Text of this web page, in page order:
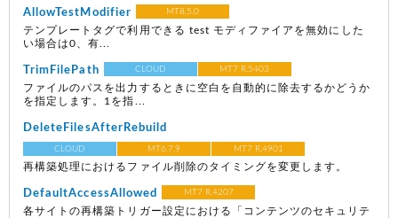
AllowTestModifier MT8.5.0
テンプレートタグで利用できる test モディファイアを無効にした
い場合は0、有...
TrimFilePath CLOUD MT7 R.5403
ファイルのパスを出力するときに空白を自動的に除去するかどうか
を指定します。1を指...
DeleteFilesAfterRebuild
CLOUD MT6.7.9 MT7 R.4901
再構築処理におけるファイル削除のタイミングを変更します。
DefaultAccessAllowed MT7 R.4207
各サイトの再構築トリガー設定における「コンテンツのセキュリテ